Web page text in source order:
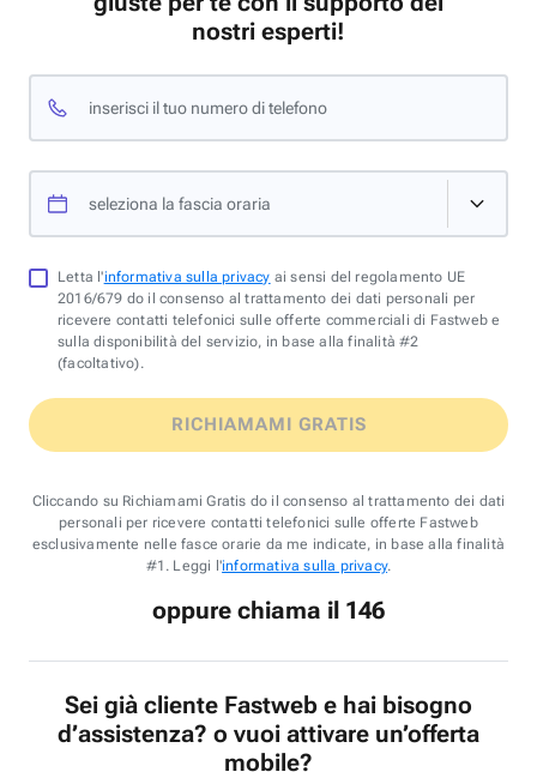
nostri esperti!
inserisci il tuo numero di telefono
seleziona la fascia oraria
Letta l'informativa sulla privacy ai sensi del regolamento UE
2016/679 do il consenso al trattamento dei dati personali per
ricevere contatti telefonici sulle offerte commerciali di Fastweb e
sulla disponibilità del servizio, in base alla finalità #2
(facoltativo).
RICHIAMAMI GRATIS
Cliccando su Richiamami Gratis do il consenso al trattamento dei dati
personali per ricevere contatti telefonici sulle offerte Fastweb
esclusivamente nelle fasce orarie da me indicate, in base alla finalità
#1. Leggi l'informativa sulla privacy.
oppure chiama il 146
Sei già cliente Fastweb e hai bisogno
d’assistenza? o vuoi attivare un’offerta
mobile?